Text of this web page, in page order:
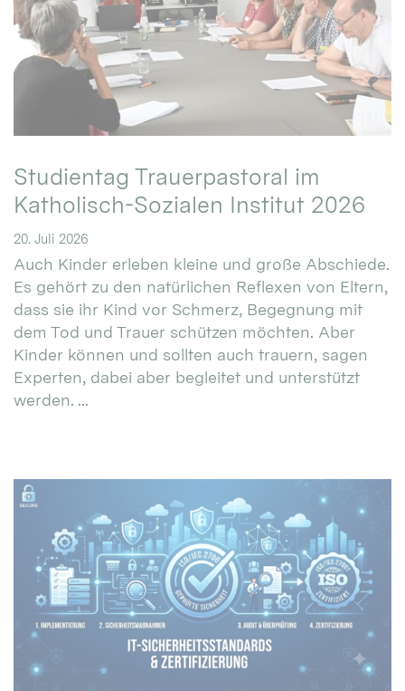
Studientag Trauerpastoral im
Katholisch-Sozialen Institut 2026
20. Juli 2026
Auch Kinder erleben kleine und große Abschiede.
Es gehört zu den natürlichen Reflexen von Eltern,
dass sie ihr Kind vor Schmerz, Begegnung mit
dem Tod und Trauer schützen möchten. Aber
Kinder können und sollten auch trauern, sagen
Experten, dabei aber begleitet und unterstützt
werden. ...